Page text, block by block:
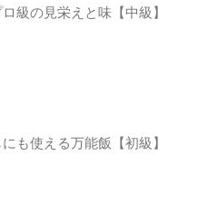
級の見栄えと味【中級】
も使える万能飯【初級】